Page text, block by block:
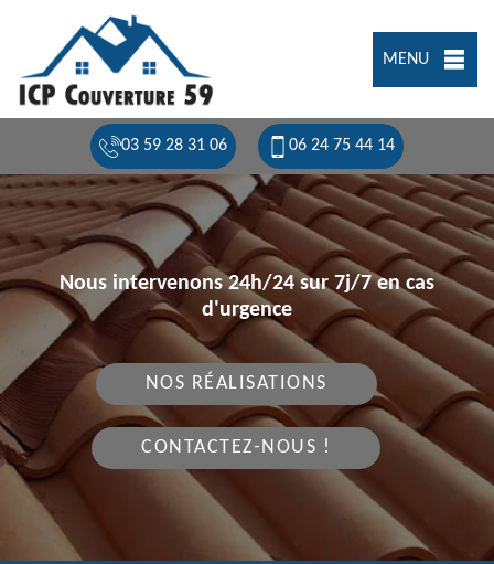
MENU
03 59 28 31 06 06 24 75 44 14
Nous intervenons 24h/24 sur 7j/7 en cas
d'urgence
NOS RÉALISATIONS
CONTACTEZ-NOUS !